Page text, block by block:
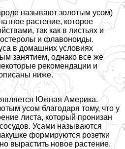
называют золотым усом)
растение, которое
так как в листьях и
и флавоноиды.
в домашних условиях
занятием, однако все же
рекомендации и
ниже.
является Южная Америка.
усом благодаря тому, что у
листа, который пронизан
Усами называются
формируются розетки
вырастить новое растение.